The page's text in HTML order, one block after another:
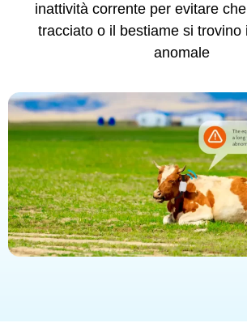
inattività corrente per evitare
tracciato o il bestiame si trovino
anomale